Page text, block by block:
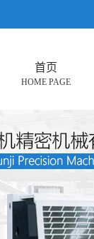
首页
HOME PAGE